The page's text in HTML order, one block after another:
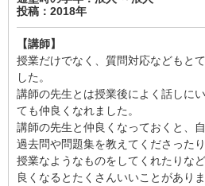
投稿：2018年
【講師】
授業だけでなく、質問対応などもと
した。
講師の先生とは授業後によく話しに
ても仲良くなれました。
講師の先生と仲良くなっておくと、
過去問や問題集を教えてくださった
授業なようなものをしてくれたりな
良くなるとたくさんいいことがありま